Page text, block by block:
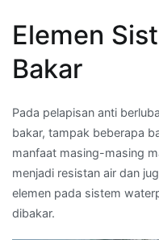
Elemen
Bakar
Pada pelapisan anti
bakar, tampak beberapa
manfaat masing-masing
menjadi resistan air dan
elemen pada sistem
dibakar.